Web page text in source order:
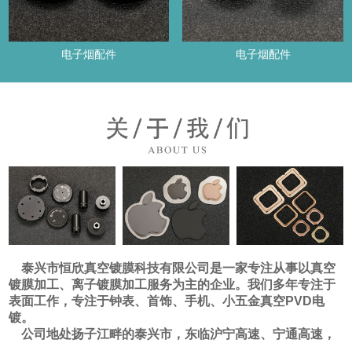
电子烟配件 电子烟配件
泰兴市恒欣真空镀膜科技有限公司是一家专注从事以真空
镀膜加工、离子镀膜加工服务为主的企业。我们多年专注于
表面工作，专注于钟表、首饰、手机、小五金真空PVD电
镀。
公司地处扬子江畔的泰兴市，东临沪宁高速、宁通高速，